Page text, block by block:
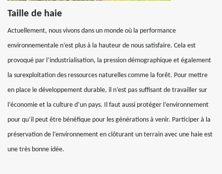
Taille de haie
Actuellement, nous vivons dans un monde où la performance
environnementale n’est plus à la hauteur de nous satisfaire. Cela est
provoqué par l’industrialisation, la pression démographique et également
la surexploitation des ressources naturelles comme la forêt. Pour mettre
en place le développement durable, il n’est pas suffisant de travailler sur
l’économie et la culture d’un pays. Il faut aussi protéger l’environnement
pour qu’il peut être bénéfique pour les générations à venir. Participer à la
préservation de l’environnement en clôturant un terrain avec une haie est
une très bonne idée.